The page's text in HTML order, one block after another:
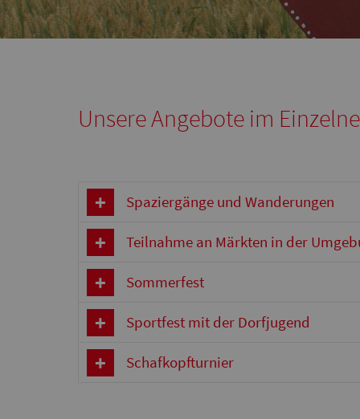
Unsere Angebote im
Spaziergänge und Wanderungen
Teilnahme an Märkten in der
Sommerfest
Sportfest mit der Dorfjugend
Schafkopfturnier